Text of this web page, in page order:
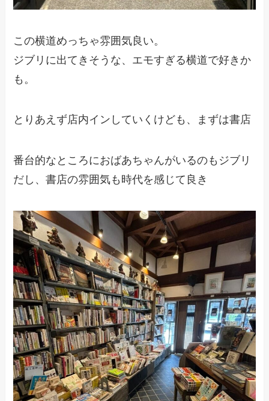
この横道めっちゃ雰囲気良い。
ジブリに出てきそうな、エモすぎる横道で好きか
も。
とりあえず店内インしていくけども、まずは書店
番台的なところにおばあちゃんがいるのもジブリ
だし、書店の雰囲気も時代を感じて良き